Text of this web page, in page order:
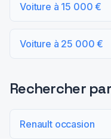
Voiture à 15 000 €
Voiture à 25 000 €
Rechercher
Renault occasion